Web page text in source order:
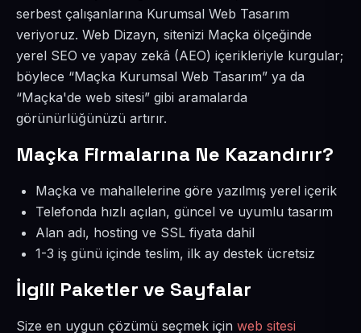
serbest çalışanlarına Kurumsal Web Tasarım
veriyoruz. Web Dizayn, sitenizi Maçka ölçeğinde
yerel SEO ve yapay zekâ (AEO) içerikleriyle kurgular;
böylece “Maçka Kurumsal Web Tasarım” ya da
“Maçka'de web sitesi” gibi aramalarda
görünürlüğünüzü artırır.
Maçka Firmalarına Ne Kazandırır?
Maçka ve mahallelerine göre yazılmış yerel içerik
Telefonda hızlı açılan, güncel ve uyumlu tasarım
Alan adı, hosting ve SSL fiyata dahil
1-3 iş günü içinde teslim, ilk ay destek ücretsiz
İlgili Paketler ve Sayfalar
Size en uygun çözümü seçmek için web sitesi